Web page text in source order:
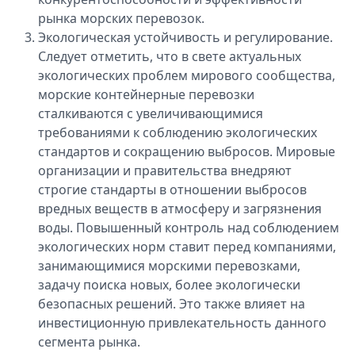
рынка морских перевозок.
Экологическая устойчивость и регулирование.
Следует отметить, что в свете актуальных
экологических проблем мирового сообщества,
морские контейнерные перевозки
сталкиваются с увеличивающимися
требованиями к соблюдению экологических
стандартов и сокращению выбросов. Мировые
организации и правительства внедряют
строгие стандарты в отношении выбросов
вредных веществ в атмосферу и загрязнения
воды. Повышенный контроль над соблюдением
экологических норм ставит перед компаниями,
занимающимися морскими перевозками,
задачу поиска новых, более экологически
безопасных решений. Это также влияет на
инвестиционную привлекательность данного
сегмента рынка.